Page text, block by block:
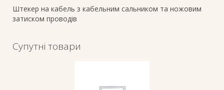
Штекер на кабель з кабельним сальником та ножовим
затиском проводів
Супутні товари